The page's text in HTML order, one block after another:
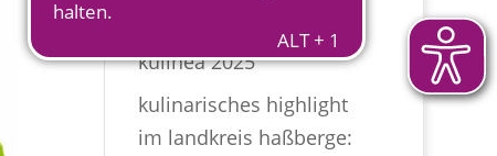
kulinea 2025
kulinarisches highlight
im landkreis haßberge: